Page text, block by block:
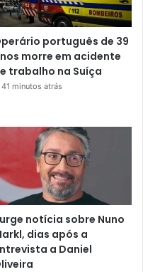
português de 39
morre em acidente
trabalho na Suíça
41 minutos atrás
notícia sobre Nuno
dias após a
a Daniel